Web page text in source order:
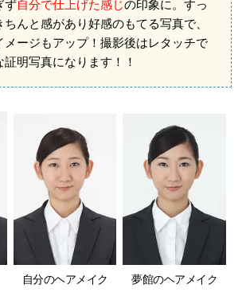
ず自分で仕上げた感じの印象に。 すっ
んと感があり好感のもてる写真で、
ージもアップ！ 撮影後はレタッチで
明写真になります！！
自分のヘアメイク 夢館のヘアメイク